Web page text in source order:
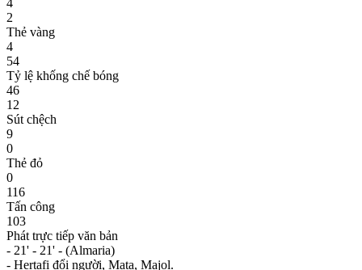
2
Thẻ vàng
4
54
Tỷ lệ khống chế bóng
46
12
Sút chệch
9
0
Thẻ đỏ
0
116
Tấn công
103
Phát trực tiếp văn bản
- 21' - 21' - (Almaria)
- Hertafi đổi người, Mata, Majol.